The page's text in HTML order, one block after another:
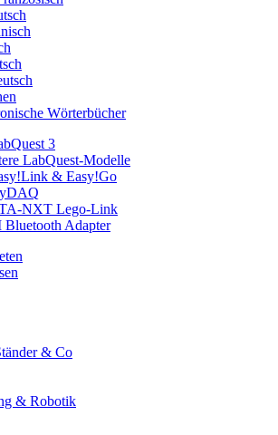
Wörterbücher
3
LabQuest-Modelle
& Easy!Go
NXT Lego-Link
Adapter
& Co
& Robotik